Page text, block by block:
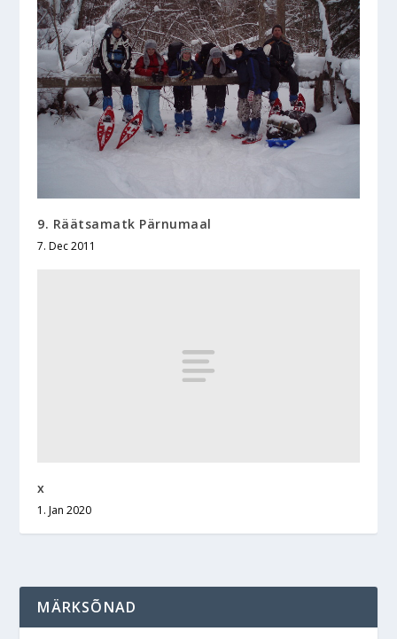
9. Räätsamatk Pärnumaal
7. Dec 2011
x
1. Jan 2020
MÄRKSÕNAD